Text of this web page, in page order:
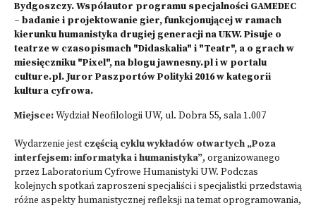
Bydgoszczy. Współautor programu specjalności GAMEDEC
– badanie i projektowanie gier, funkcjonującej w ramach
kierunku humanistyka drugiej generacji na UKW. Pisuje o
teatrze w czasopismach "Didaskalia" i "Teatr", a o grach w
miesięczniku "Pixel", na blogujawnesny.pli w portalu
culture.pl. Juror Paszportów Polityki 2016 w kategorii
kultura cyfrowa.
Miejsce:Wydział Neofilologii UW, ul. Dobra 55, sala 1.007
Wydarzenie jest częścią cyklu wykładów otwartych „Poza
interfejsem: informatyka i humanistyka”, organizowanego
przez Laboratorium Cyfrowe Humanistyki UW. Podczas
kolejnych spotkań zaproszeni specjaliści i specjalistki przedstawią
różne aspekty humanistycznej refleksji na temat oprogramowania,